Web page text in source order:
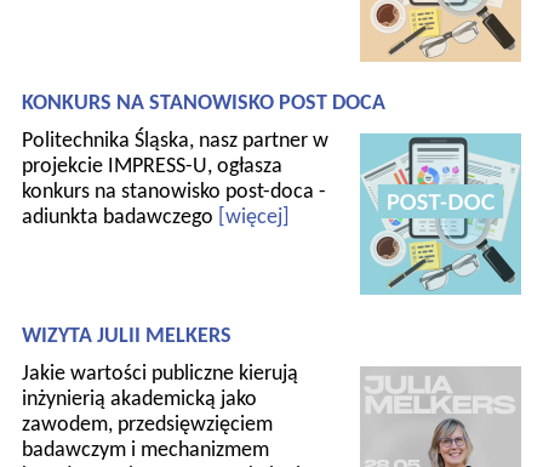
KONKURS NA STANOWISKO POST DOCA
Politechnika Śląska, nasz partner w
projekcie IMPRESS-U, ogłasza
konkurs na stanowisko post-doca -
adiunkta badawczego [więcej]
WIZYTA JULII MELKERS
Jakie wartości publiczne kierują
inżynierią akademicką jako
zawodem, przedsięwzięciem
badawczym i mechanizmem